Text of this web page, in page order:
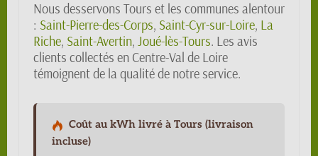
Nous desservons Tours et les communes alentour
: Saint-Pierre-des-Corps, Saint-Cyr-sur-Loire, La
Riche, Saint-Avertin, Joué-lès-Tours. Les avis
clients collectés en Centre-Val de Loire
témoignent de la qualité de notre service.
Coût au kWh livré à Tours (livraison
incluse)